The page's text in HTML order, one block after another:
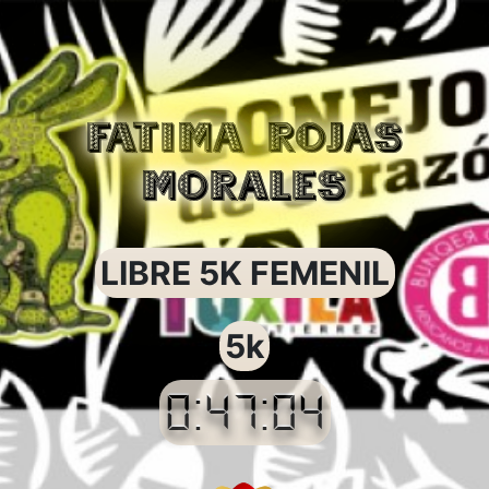
FATIMA ROJAS
MORALES
LIBRE 5K FEMENIL
5k
0:47:04